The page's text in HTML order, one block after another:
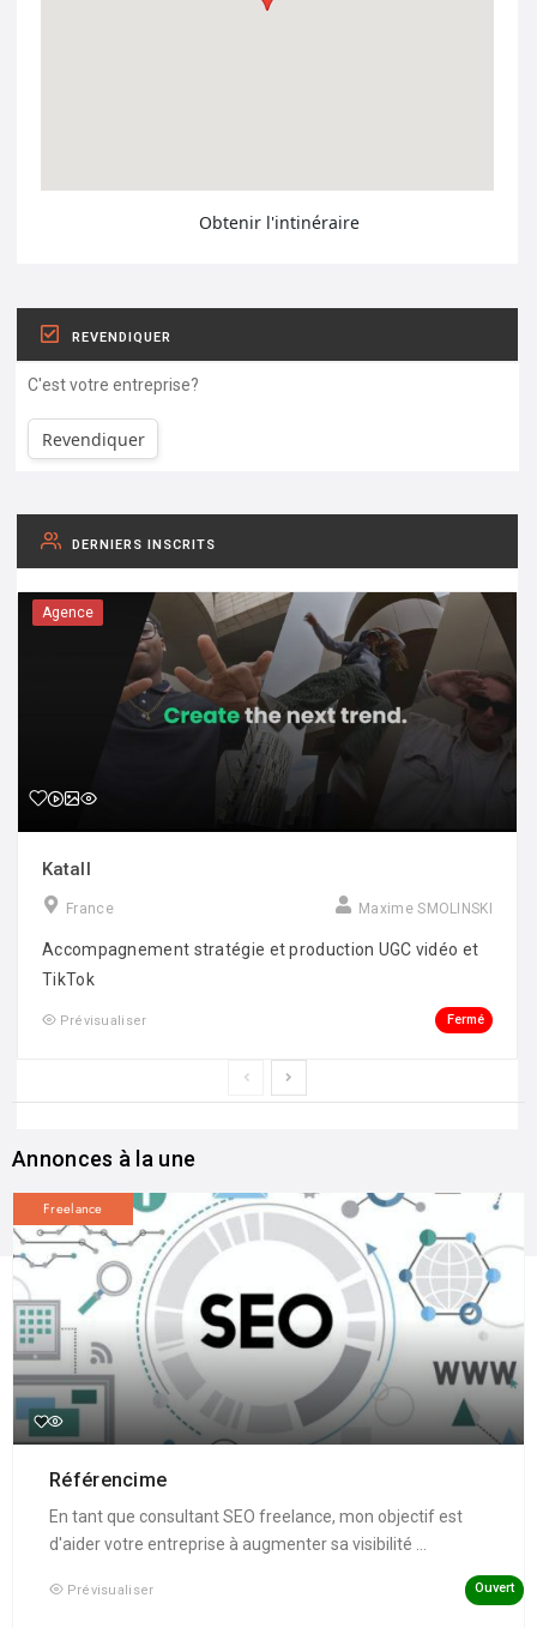
Obtenir l'intinéraire
REVENDIQUER
C'est votre entreprise?
Revendiquer
DERNIERS INSCRITS
Agence
Katall
France Maxime SMOLINSKI
Accompagnement stratégie et production UGC vidéo et
TikTok
Prévisualiser Fermé
Annonces à la une
Freelance
Référencime
En tant que consultant SEO freelance, mon objectif est
d'aider votre entreprise à augmenter sa visibilité ...
Prévisualiser Ouvert